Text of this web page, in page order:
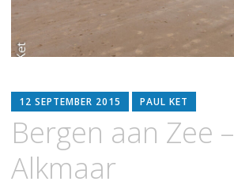
12 SEPTEMBER 2015 PAUL KET
Bergen aan Zee –
Alkmaar